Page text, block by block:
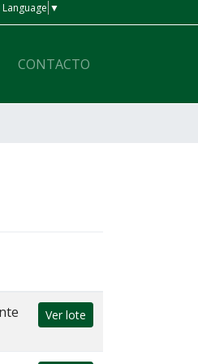
Peso Ar | Compra: 4 Gs. | Venta: 4 Gs.
Language ▼
CONTACTO
Ver lote